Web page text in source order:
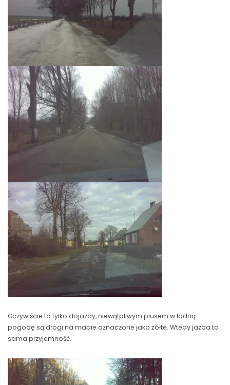
Oczywiście to tylko dojazdy, niewątpliwym plusem w ładną
pogodę są drogi na mapie oznaczone jako żółte. Wtedy jazda to
sama przyjemność.